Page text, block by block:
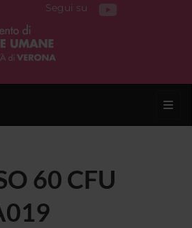
Segui su
60 CFU